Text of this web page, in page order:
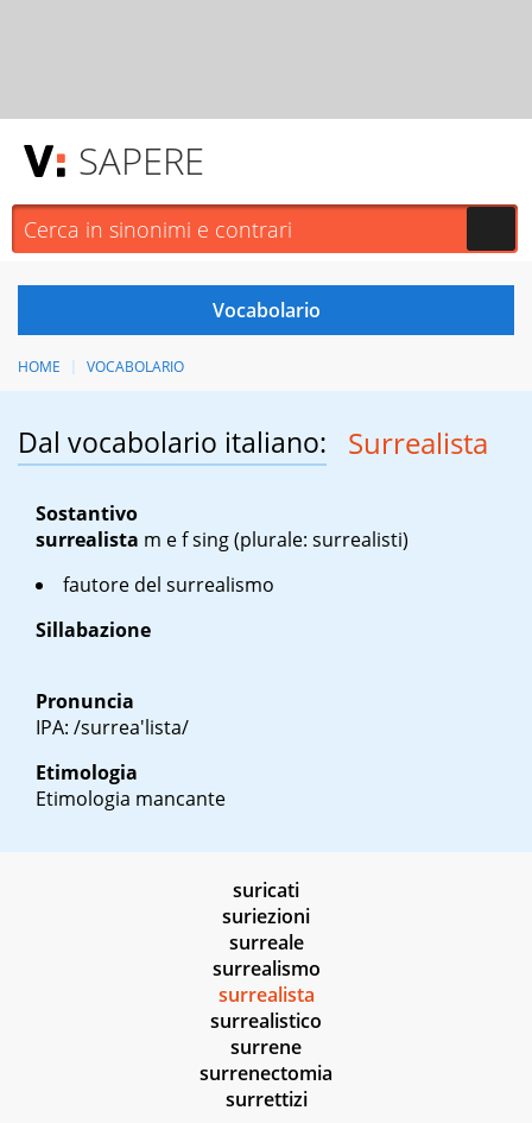
SAPERE
HOME VOCABOLARIO
Dal vocabolario italiano: Surrealista
Sostantivo
surrealista m ef sing(plurale: surrealisti)
fautore del surrealismo
Sillabazione
Pronuncia
IPA: /surrea'lista/
Etimologia
Etimologia mancante
suricati
suriezioni
surreale
surrealismo
surrealista
surrealistico
surrene
surrenectomia
surrettizi